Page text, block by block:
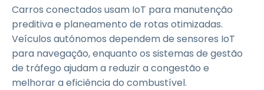
Carros conectados usam IoT para manutenção
preditiva e planeamento de rotas otimizadas.
Veículos autónomos dependem de sensores IoT
para navegação, enquanto os sistemas de gestão
de tráfego ajudam a reduzir a congestão e
melhorar a eficiência do combustível.